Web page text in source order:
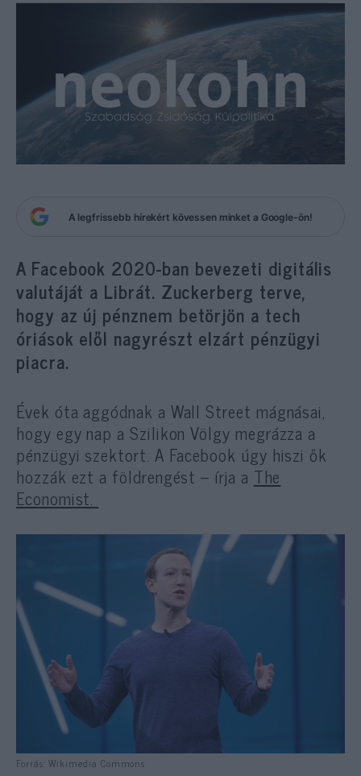
A legfrissebb hírekért kövessen minket a Google-ön!
A Facebook 2020-ban bevezeti digitális
valutáját a Librát. Zuckerberg terve,
hogy az új pénznem betörjön a tech
óriások elől nagyrészt elzárt pénzügyi
piacra.
Évek óta aggódnak a Wall Street mágnásai,
hogy egy nap a Szilikon Völgy megrázza a
pénzügyi szektort. A Facebook úgy hiszi ők
hozzák ezt a földrengést – írja a The
Economist.
Forrás: Wikimedia Commons